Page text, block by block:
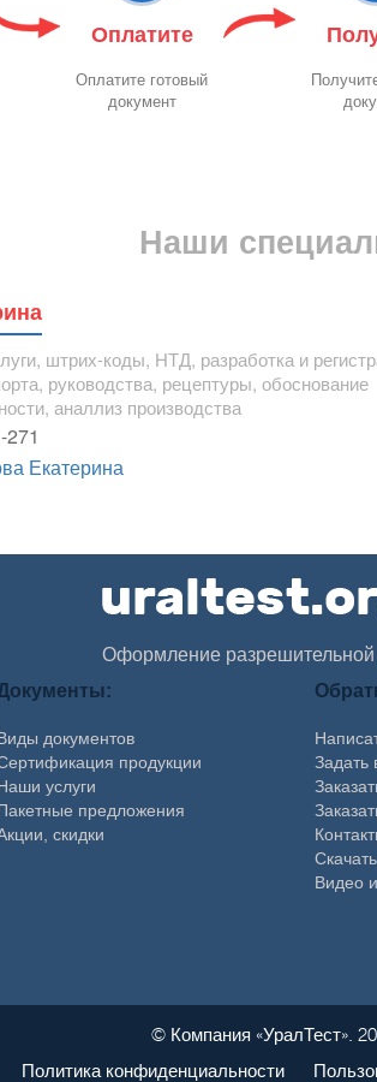
Оплатите
Оплатите готовый
документ
Наши
штрих-коды, НТД, разработка и
руководства, рецептуры, обоснование
аналлиз производства
Екатерина
Оформление разрешительной
документов
продукции
услуги
предложения
скидки
Задать
Видео
© Компания «УралТест».
Политика конфиденциальности